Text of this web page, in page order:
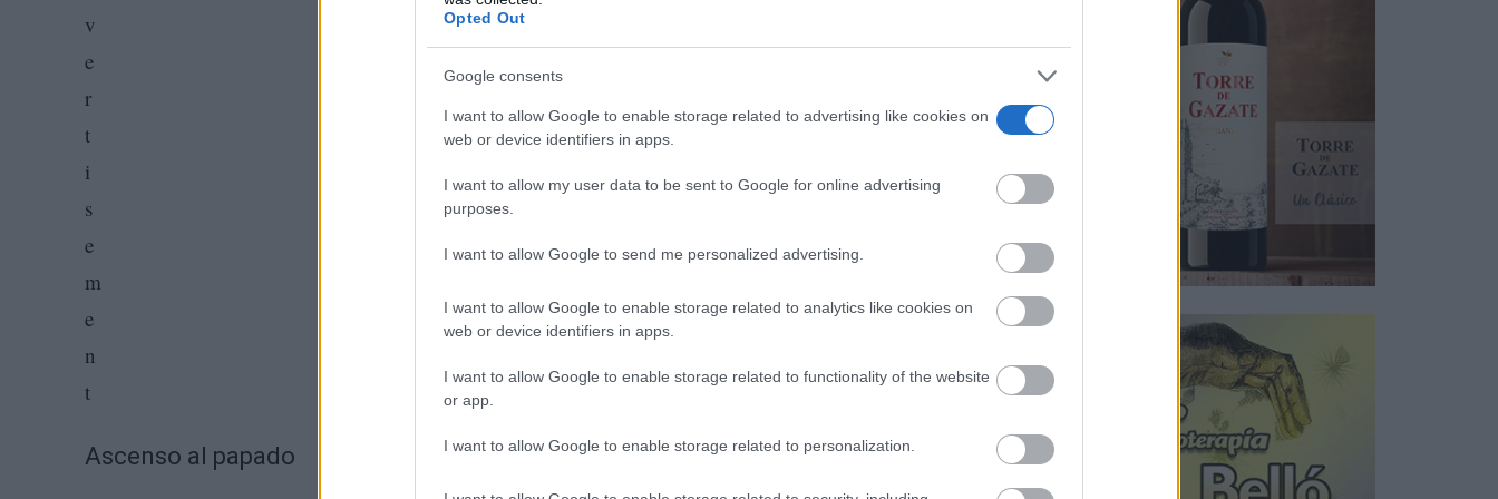
Opted Out
Google consents
I want to allow Google to enable storage related to advertising like cookies on
web or device identifiers in apps.
I want to allow my user data to be sent to Google for online advertising
purposes.
I want to allow Google to send me personalized advertising.
I want to allow Google to enable storage related to analytics like cookies on
web or device identifiers in apps.
I want to allow Google to enable storage related to functionality of the website
or app.
I want to allow Google to enable storage related to personalization.
Ascenso al papado